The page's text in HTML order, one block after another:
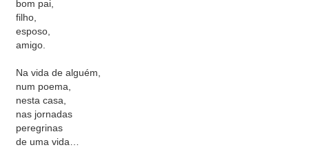
bom pai,
filho,
esposo,
amigo.
Na vida de alguém,
num poema,
nesta casa,
nas jornadas
peregrinas
de uma vida…